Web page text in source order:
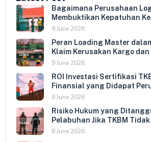
Terminal
Bagaimana Perusahaan
Membuktikan Kepatuhan
kepada Klien Internasional
9 June 2026
Peran Loading Master
Klaim Kerusakan Kargo dan
Kompensasi Perusahaan
9 June 2026
ROI Investasi Sertifikasi
Finansial yang Didapat
Pelabuhan dari TKBM
8 June 2026
Risiko Hukum yang
Pelabuhan Jika TKBM
Standar Kompetensi yang
8 June 2026